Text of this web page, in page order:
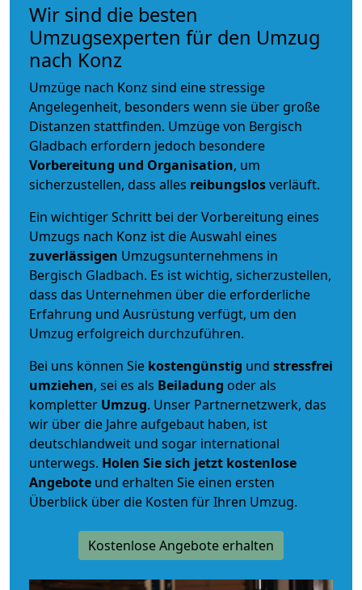
Wir sind die besten
Umzugsexperten für den Umzug
nach Konz
Umzüge nach Konz sind eine stressige
Angelegenheit, besonders wenn sie über große
Distanzen stattfinden. Umzüge von Bergisch
Gladbach erfordern jedoch besondere
Vorbereitung und Organisation, um
sicherzustellen, dass alles reibungslosverläuft.
Ein wichtiger Schritt bei der Vorbereitung eines
Umzugs nach Konz ist die Auswahl eines
zuverlässigen Umzugsunternehmens in
Bergisch Gladbach. Es ist wichtig, sicherzustellen,
dass das Unternehmen über die erforderliche
Erfahrung und Ausrüstung verfügt, um den
Umzug erfolgreich durchzuführen.
Bei uns können Sie kostengünstig und stressfrei
umziehen, sei es als Beiladung oder als
kompletter Umzug. Unser Partnernetzwerk, das
wir über die Jahre aufgebaut haben, ist
deutschlandweit und sogar international
unterwegs. Holen Sie sich jetzt kostenlose
Angebote und erhalten Sie einen ersten
Überblick über die Kosten für Ihren Umzug.
Kostenlose Angebote erhalten